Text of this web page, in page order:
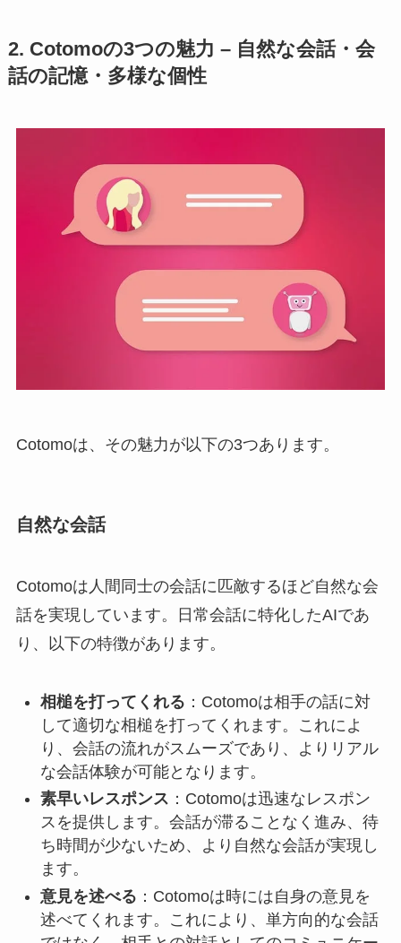
2. Cotomoの3つの魅力 – 自然な会話・会
話の記憶・多様な個性
Cotomoは、その魅力が以下の3つあります。
自然な会話
Cotomoは人間同士の会話に匹敵するほど自然な会
話を実現しています。日常会話に特化したAIであ
り、以下の特徴があります。
相槌を打ってくれる ：Cotomoは相手の話に対
して適切な相槌を打ってくれます。これによ
り、会話の流れがスムーズであり、よりリアル
な会話体験が可能となります。
素早いレスポンス ：Cotomoは迅速なレスポン
スを提供します。会話が滞ることなく進み、待
ち時間が少ないため、より自然な会話が実現し
ます。
意見を述べる ：Cotomoは時には自身の意見を
述べてくれます。これにより、単方向的な会話